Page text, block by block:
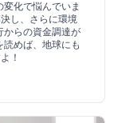
化で悩んでいま
し、さらに環境
からの資金調達が
めば、地球にも
！